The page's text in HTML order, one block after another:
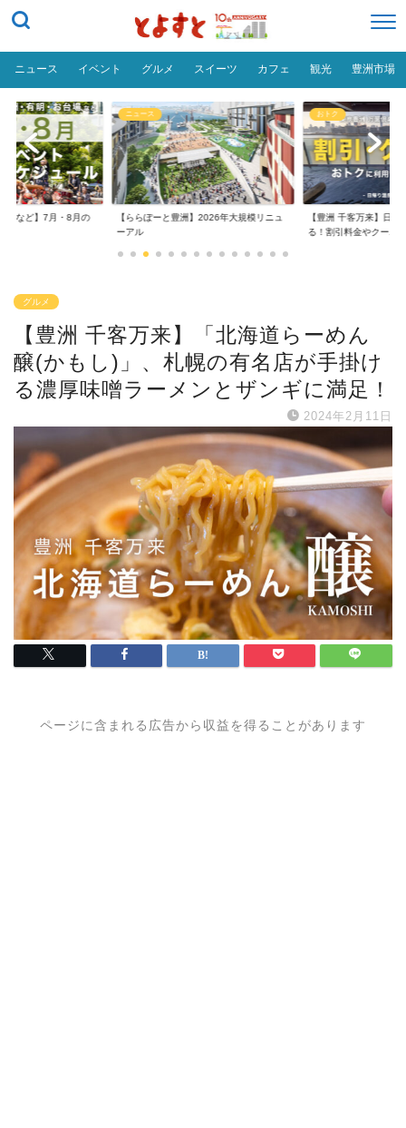
ニュース イベント グルメ スイーツ カフェ 観光 豊洲市場
場など】7月・8月の
ニュース
【ららぽーと豊洲】2026年大規模リニュ
ーアル
おトク
【豊洲 千客万来】日帰
る！割引料金やクーポ...
グルメ
【豊洲 千客万来】「北海道らーめん
醸(かもし)」、札幌の有名店が手掛け
る濃厚味噌ラーメンとザンギに満足！
2024年2月11日
ページに含まれる広告から収益を得ることがあります